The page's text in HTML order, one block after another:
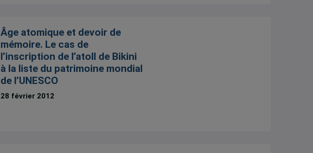
Âge atomique et devoir de
mémoire. Le cas de
l’inscription de l’atoll de Bikini
à la liste du patrimoine mondial
de l’UNESCO
28 février 2012